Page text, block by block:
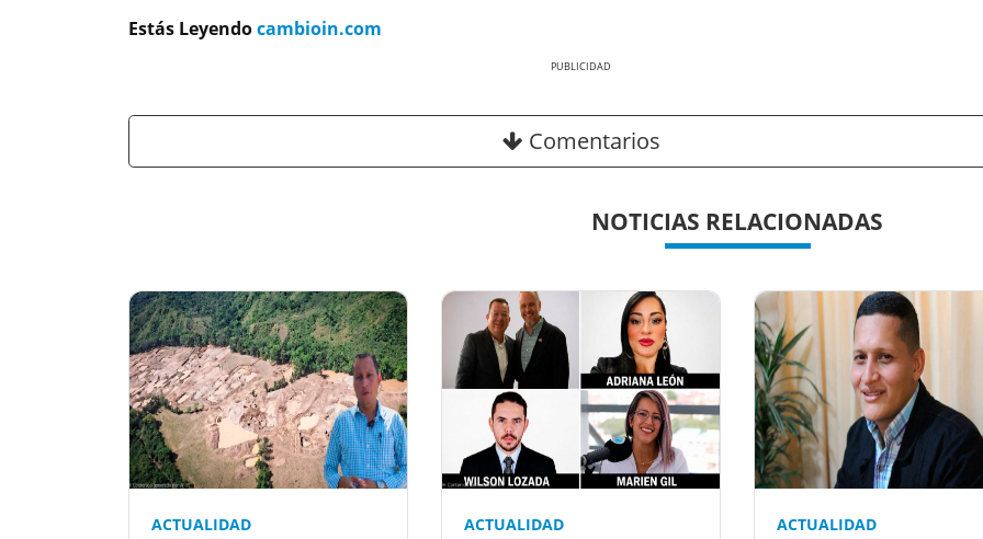
Estás Leyendocambioin.com
Comentarios
NOTICIAS RELACIONADAS
ACTUALIDAD ACTUALIDAD ACTUALIDAD